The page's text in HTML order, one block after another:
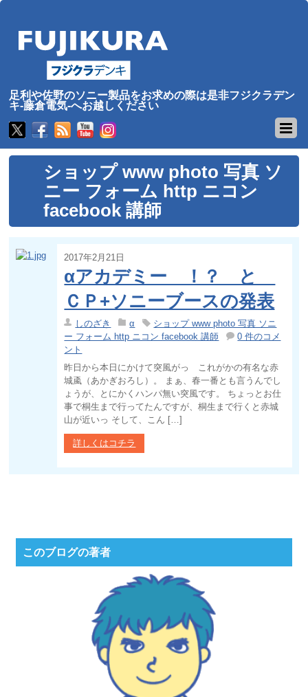
足利や佐野のソニー製品をお求めの際は是非フジクラデン
キ-藤倉電気-へお越しください
ショップ www photo 写真 ソ
ニー フォーム http ニコン
facebook 講師
2017年2月21日
αアカデミー ！？ と
ＣＰ+ソニーブースの発表
しのざき α
ショップ www photo 写真 ソニ
ー フォーム http ニコン facebook 講師
0 件のコメ
ント
昨日から本日にかけて突風がっ これがかの有名な赤
城颪（あかぎおろし）。 まぁ、春一番とも言うんでし
ょうが、とにかくハンパ無い突風です。 ちょっとお仕
事で桐生まで行ってたんですが、桐生まで行くと赤城
山が近いっ そして、こん […]
詳しくはコチラ
このブログの著者